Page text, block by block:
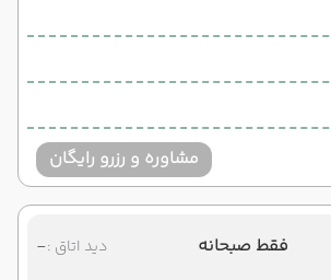
مشاوره و رزرو رایگان
فقط صبحانه
دید اتاق :-